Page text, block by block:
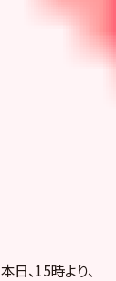
本日、15時より、